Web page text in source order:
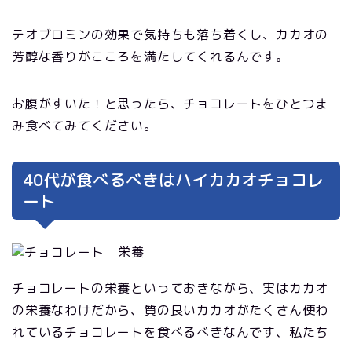
テオブロミンの効果で気持ちも落ち着くし、カカオの
芳醇な香りがこころを満たしてくれるんです。
お腹がすいた！と思ったら、チョコレートをひとつま
み食べてみてください。
40代が食べるべきはハイカカオチョコレ
ート
チョコレートの栄養といっておきながら、実はカカオ
の栄養なわけだから、質の良いカカオがたくさん使わ
れているチョコレートを食べるべきなんです、私たち